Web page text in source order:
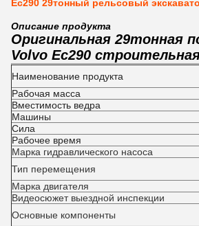
Ec290 29тонный рельсовый
Описание продукта
Оригинальная 29тонная
Volvo Ec290
Наименование продукта
Рабочая масса
Вместимость ведра
Машины
Сила
Рабочее время
Марка гидравлического насоса
Тип перемещения
Марка двигателя
Видеосюжет выездной инспекции
Основные компоненты